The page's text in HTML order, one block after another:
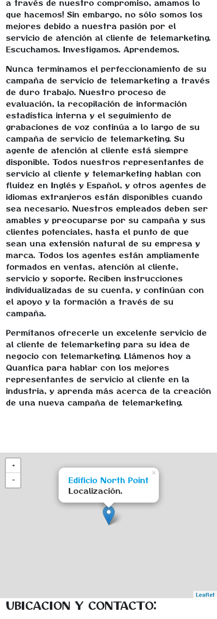
a través de nuestro compromiso, amamos lo
que hacemos! Sin embargo, no sólo somos los
mejores debido a nuestra pasión por el
servicio de atención al cliente de telemarketing.
Escuchamos. Investigamos. Aprendemos.
Nunca terminamos el perfeccionamiento de su
campaña de servicio de telemarketing a través
de duro trabajo. Nuestro proceso de
evaluación, la recopilación de información
estadística interna y el seguimiento de
grabaciones de voz continúa a lo largo de su
campaña de servicio de telemarketing. Su
agente de atención al cliente está siempre
disponible. Todos nuestros representantes de
servicio al cliente y telemarketing hablan con
fluidez en Inglés y Español, y otros agentes de
idiomas extranjeros están disponibles cuando
sea necesario. Nuestros empleados deben ser
amables y preocuparse por su campaña y sus
clientes potenciales, hasta el punto de que
sean una extensión natural de su empresa y
marca. Todos los agentes están ampliamente
formados en ventas, atención al cliente,
servicio y soporte. Reciben instrucciones
individualizadas de su cuenta, y continúan con
el apoyo y la formación a través de su
campaña.
Permítanos ofrecerle un excelente servicio de
al cliente de telemarketing para su idea de
negocio con telemarketing. Llámenos hoy a
Quantica para hablar con los mejores
representantes de servicio al cliente en la
industria, y aprenda más acerca de la creación
de una nueva campaña de telemarketing.
Edificio North Point
Localización.
×
+
−
Leaflet
UBICACION Y CONTACTO: